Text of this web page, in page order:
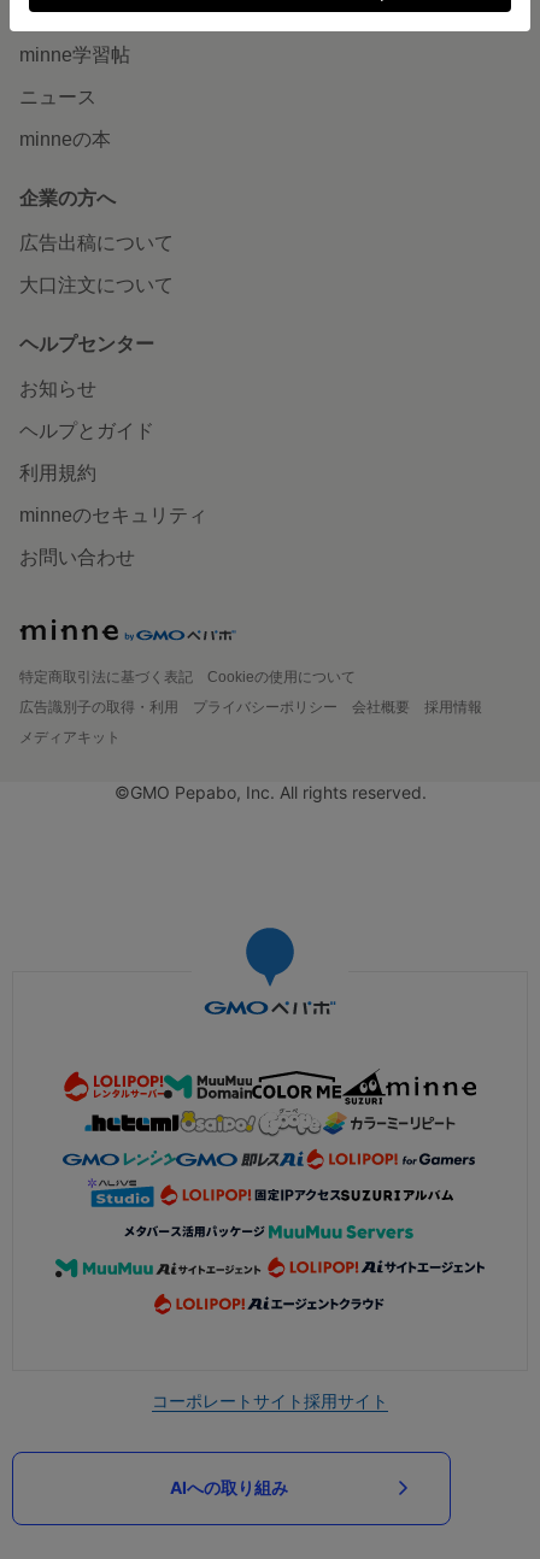
minneとものづくりと
minne学習帖
ニュース
minneの本
企業の方へ
広告出稿について
大口注文について
ヘルプセンター
お知らせ
ヘルプとガイド
利用規約
minneのセキュリティ
お問い合わせ
特定商取引法に基づく表記
Cookieの使用について
広告識別子の取得・利用
プライバシーポリシー 会社概要
採用情報
メディアキット
©GMO Pepabo, Inc. All rights reserved.
コーポレートサイト採用サイト
AIへの取り組み